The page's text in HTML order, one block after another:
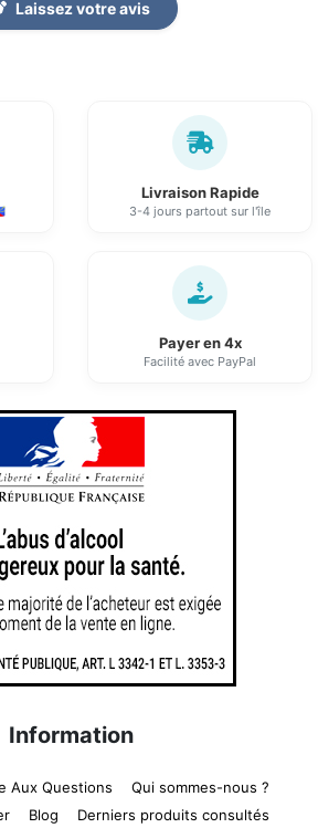
Laissez votre avis
Livraison Rapide
3-4 jours partout sur l'île
Payer en 4x
Facilité avec PayPal
Information
Aux Questions
Qui sommes-nous ?
Blog
Derniers produits consultés